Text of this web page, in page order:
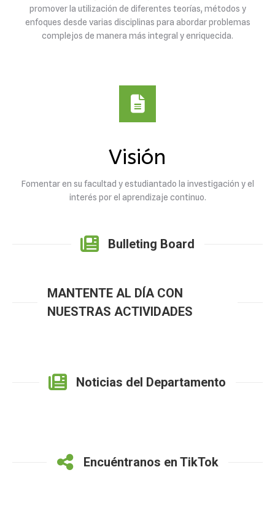
promover la utilización de diferentes teorías, métodos y
enfoques desde varias disciplinas para abordar problemas
complejos de manera más integral y enriquecida.
Visión
Fomentar en su facultad y estudiantado la investigación y el
interés por el aprendizaje continuo.
Bulleting Board
MANTENTE AL DÍA CON
NUESTRAS ACTIVIDADES
Noticias del Departamento
Encuéntranos en TikTok